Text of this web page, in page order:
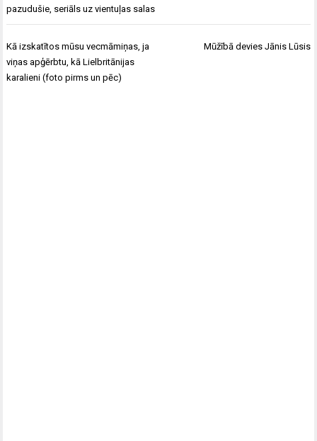
pazudušie, seriāls uz vientuļas salas
Ziņu
izvēlne
Kā izskatītos mūsu vecmāmiņas, ja
viņas apģērbtu, kā Lielbritānijas
karalieni (foto pirms un pēc)
Mūžībā devies Jānis Lūsis